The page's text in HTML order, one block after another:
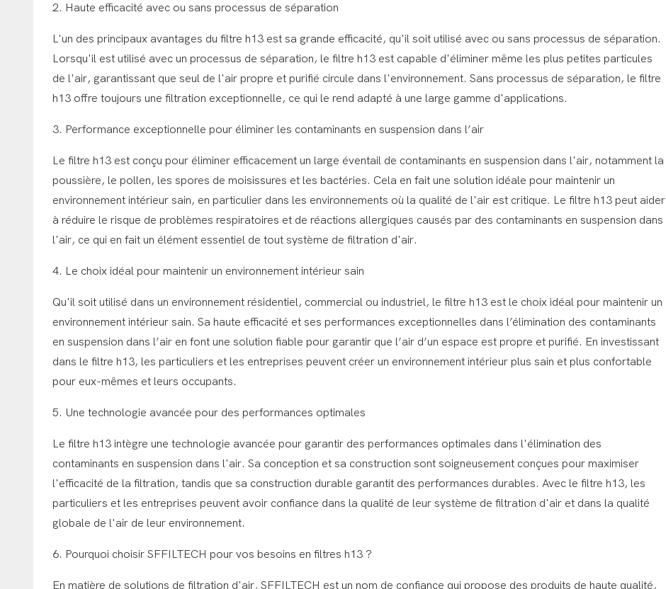
2. Haute efficacité avec ou sans processus de séparation
L'un des principaux avantages du filtre h13 est sa grande efficacité, qu'il soit utilisé avec ou sans processus de séparation.
Lorsqu'il est utilisé avec un processus de séparation, le filtre h13 est capable d'éliminer même les plus petites particules
de l'air, garantissant que seul de l'air propre et purifié circule dans l'environnement. Sans processus de séparation, le filtre
h13 offre toujours une filtration exceptionnelle, ce qui le rend adapté à une large gamme d'applications.
3. Performance exceptionnelle pour éliminer les contaminants en suspension dans l’air
Le filtre h13 est conçu pour éliminer efficacement un large éventail de contaminants en suspension dans l'air, notamment la
poussière, le pollen, les spores de moisissures et les bactéries. Cela en fait une solution idéale pour maintenir un
environnement intérieur sain, en particulier dans les environnements où la qualité de l'air est critique. Le filtre h13 peut aider
à réduire le risque de problèmes respiratoires et de réactions allergiques causés par des contaminants en suspension dans
l'air, ce qui en fait un élément essentiel de tout système de filtration d'air.
4. Le choix idéal pour maintenir un environnement intérieur sain
Qu'il soit utilisé dans un environnement résidentiel, commercial ou industriel, le filtre h13 est le choix idéal pour maintenir un
environnement intérieur sain. Sa haute efficacité et ses performances exceptionnelles dans l’élimination des contaminants
en suspension dans l’air en font une solution fiable pour garantir que l’air d’un espace est propre et purifié. En investissant
dans le filtre h13, les particuliers et les entreprises peuvent créer un environnement intérieur plus sain et plus confortable
pour eux-mêmes et leurs occupants.
5. Une technologie avancée pour des performances optimales
Le filtre h13 intègre une technologie avancée pour garantir des performances optimales dans l'élimination des
contaminants en suspension dans l'air. Sa conception et sa construction sont soigneusement conçues pour maximiser
l'efficacité de la filtration, tandis que sa construction durable garantit des performances durables. Avec le filtre h13, les
particuliers et les entreprises peuvent avoir confiance dans la qualité de leur système de filtration d'air et dans la qualité
globale de l'air de leur environnement.
6. Pourquoi choisir SFFILTECH pour vos besoins en filtres h13 ?
En matière de solutions de filtration d'air, SFFILTECH est un nom de confiance qui propose des produits de haute qualité,